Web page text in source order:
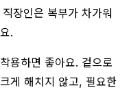
장인은 복부가 차가워
.
용하면 좋아요. 겉으로
게 해치지 않고, 필요한